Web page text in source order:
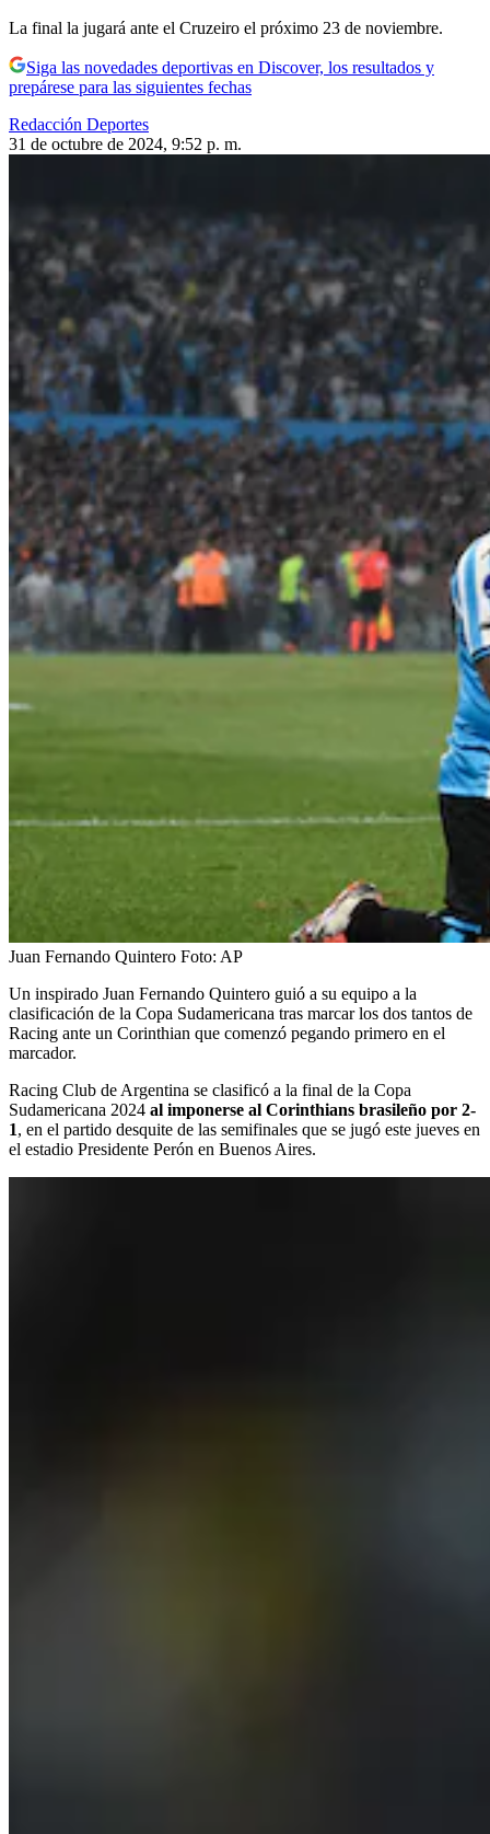
La final la jugará ante el Cruzeiro el próximo 23 de noviembre.
Siga las novedades deportivas en Discover, los resultados y
prepárese para las siguientes fechas
Redacción Deportes
31 de octubre de 2024, 9:52 p. m.
Juan Fernando Quintero Foto: AP
Un inspirado Juan Fernando Quintero guió a su equipo a la
clasificación de la Copa Sudamericana tras marcar los dos tantos de
Racing ante un Corinthian que comenzó pegando primero en el
marcador.
Racing Club de Argentina se clasificó a la final de la Copa
Sudamericana 2024 al imponerse al Corinthians brasileño por 2-
1, en el partido desquite de las semifinales que se jugó este jueves en
el estadio Presidente Perón en Buenos Aires.